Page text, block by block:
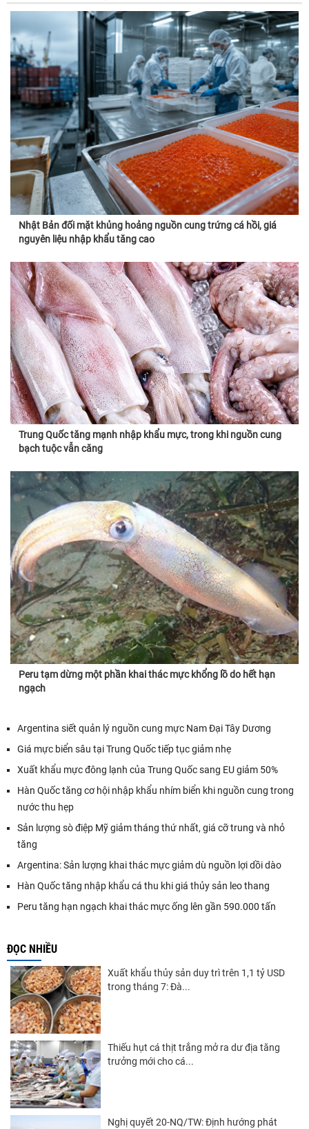
Nhật Bản đối mặt khủng hoảng nguồn cung trứng cá hồi, giá
nguyên liệu nhập khẩu tăng cao
Trung Quốc tăng mạnh nhập khẩu mực, trong khi nguồn cung
bạch tuộc vẫn căng
Peru tạm dừng một phần khai thác mực khổng lồ do hết hạn
ngạch
Argentina siết quản lý nguồn cung mực Nam Đại Tây Dương
Giá mực biển sâu tại Trung Quốc tiếp tục giảm nhẹ
Xuất khẩu mực đông lạnh của Trung Quốc sang EU giảm 50%
Hàn Quốc tăng cơ hội nhập khẩu nhím biển khi nguồn cung trong
nước thu hẹp
Sản lượng sò điệp Mỹ giảm tháng thứ nhất, giá cỡ trung và nhỏ
tăng
Argentina: Sản lượng khai thác mực giảm dù nguồn lợi dồi dào
Hàn Quốc tăng nhập khẩu cá thu khi giá thủy sản leo thang
Peru tăng hạn ngạch khai thác mực ống lên gần 590.000 tấn
ĐỌC NHIỀU
Xuất khẩu thủy sản duy trì trên 1,1 tỷ USD
trong tháng 7: Đà...
Thiếu hụt cá thịt trắng mở ra dư địa tăng
trưởng mới cho cá...
Nghị quyết 20-NQ/TW: Định hướng phát